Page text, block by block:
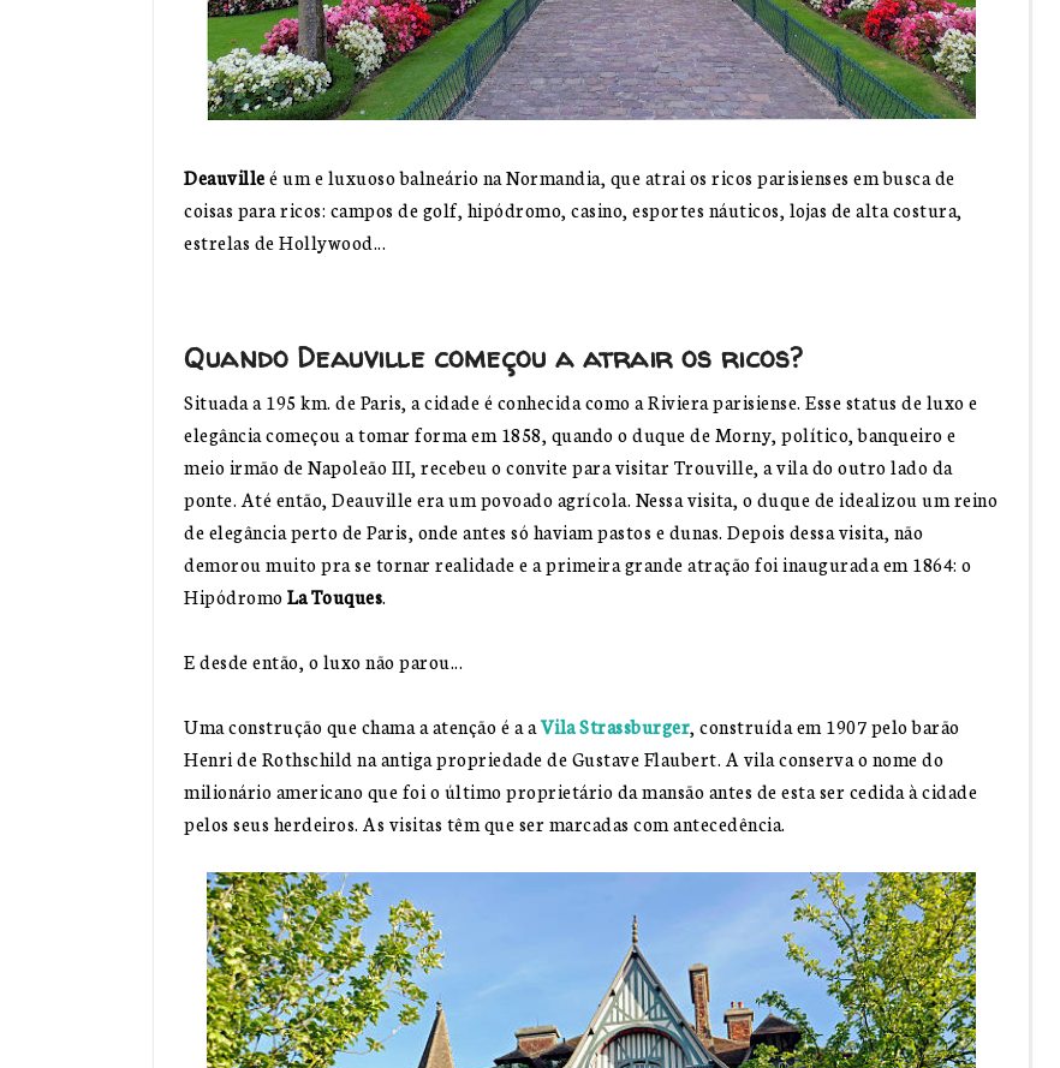
Deauvilleé um e luxuoso balneário na Normandia, que atrai os ricos parisienses em busca de
coisas para ricos: campos de golf, hipódromo, casino, esportes náuticos, lojas de alta costura,
estrelas de Hollywood...
Quando Deauville começou a atrair os ricos?
Situada a 195 km. de Paris, a cidade é conhecida como a Riviera parisiense. Esse status de luxo e
elegância começou a tomar forma em 1858, quando o duque de Morny, político, banqueiro e
meio irmão de Napoleão III, recebeu o convite para visitar Trouville, a vila do outro lado da
ponte. Até então, Deauville era um povoado agrícola. Nessa visita, o duque de idealizou um reino
de elegância perto de Paris, onde antes só haviam pastos e dunas. Depois dessa visita, não
demorou muito pra se tornar realidade e a primeira grande atração foi inaugurada em 1864: o
HipódromoLa Touques.
E desde então, o luxo não parou...
Uma construção que chama a atenção é a aVila Strassburger, construída em 1907 pelo barão
Henri de Rothschild na antiga propriedade de Gustave Flaubert. A vila conserva o nome do
milionário americano que foi o último proprietário da mansão antes de esta ser cedida à cidade
pelos seus herdeiros. As visitas têm que ser marcadas com antecedência.